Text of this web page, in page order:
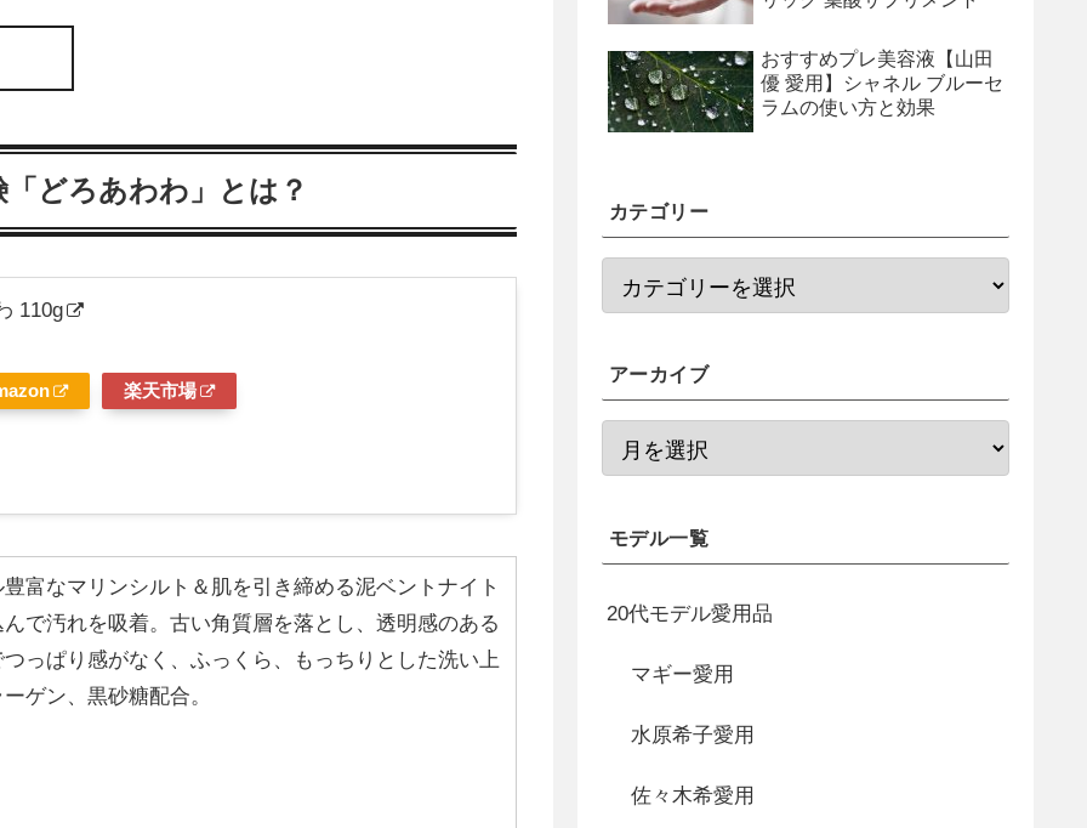
どろあわわ」とは？
110g
楽天市場
富なマリンシルト＆肌を引き締める泥ベントナイト
で汚れを吸着。古い角質層を落とし、透明感のある
っぱり感がなく、ふっくら、もっちりとした洗い上
ゲン、黒砂糖配合。
おすすめプレ美容液【山田
優 愛用】シャネル ブルーセ
ラムの使い方と効果
カテゴリー
アーカイブ
モデル一覧
20代モデル愛用品
マギー愛用
水原希子愛用
佐々木希愛用